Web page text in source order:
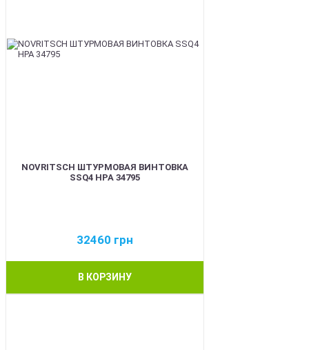
NOVRITSCH ШТУРМОВАЯ ВИНТОВКА
SSQ4 HPA 34795
32460 грн
В КОРЗИНУ